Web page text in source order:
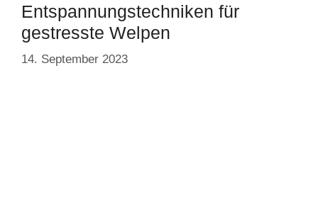
Entspannungstechniken für
gestresste Welpen
14. September 2023